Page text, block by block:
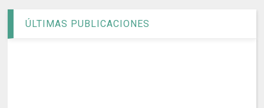
ÚLTIMAS PUBLICACIONES